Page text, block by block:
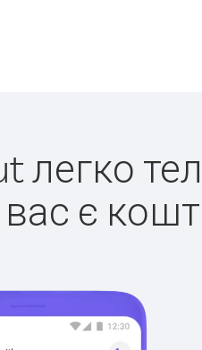
легко
є